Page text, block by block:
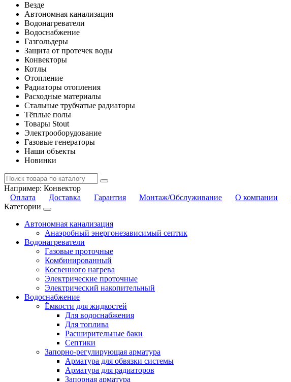
Везде
Автономная канализация
Водонагреватели
Водоснабжение
Газгольдеры
Защита от протечек воды
Конвекторы
Котлы
Отопление
Радиаторы отопления
Расходные материалы
Стальные трубчатые радиаторы
Тёплые полы
Товары Stout
Электрооборудование
Газовые генераторы
Наши объекты
Новинки
Например: Конвектор
Оплата
Доставка Гарантия Монтаж/Обслуживание О компании
Категории
Автономная канализация
Анаэробный энергонезависимый септик
Водонагреватели
Газовые проточные
Комбинированный
Косвенного нагрева
Электрические проточные
Электрический накопительный
Водоснабжение
Ёмкости для жидкостей
Для водоснабжения
Для топлива
Расширительные баки
Септики
Запорно-регулирующая арматура
Арматура для обвязки системы
Арматура для радиаторов
Запорная арматура